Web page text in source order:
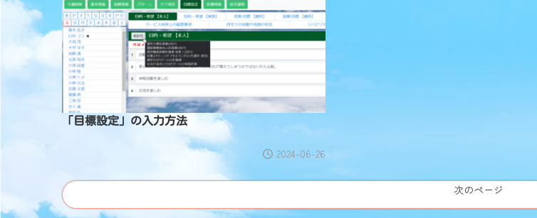
「目標設定」の入力方法
2024-06-26
次のページ